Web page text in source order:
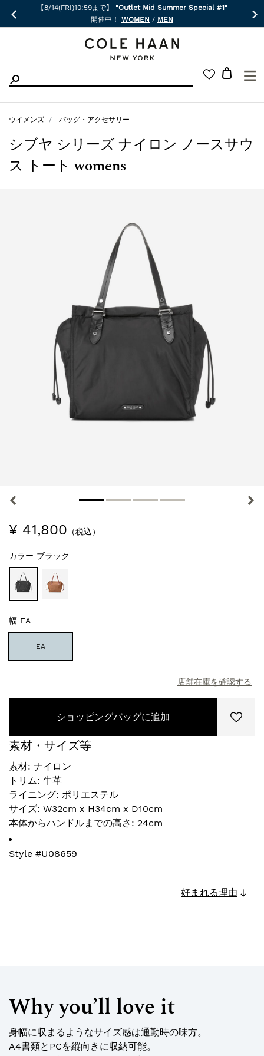
【8/14(FRI)10:59まで】
"Outlet Mid Summer Special #1"
開催中！ WOMEN / MEN
☰
ウイメンズ バッグ・アクセサリー
シブヤ シリーズ ナイロン ノースサウ
ス トート womens
¥ 41,800 （税込）
カラー ブラック
幅 EA
EA
店舗在庫を確認する
ショッピングバッグに追加
素材・サイズ等
素材: ナイロン
トリム: 牛革
ライニング: ポリエステル
サイズ: W32cm x H34cm x D10cm
本体からハンドルまでの高さ: 24cm
Style #U08659
好まれる理由
Why you’ll love it
身幅に収まるようなサイズ感は通勤時の味方。
A4書類とPCを縦向きに収納可能。